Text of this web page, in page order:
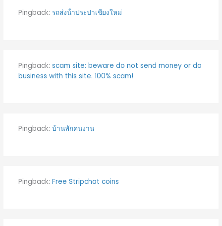
Pingback: รถส่งน้ําประปาเชียงใหม่
Pingback: scam site: beware do not send money or do
business with this site. 100% scam!
Pingback: บ้านพักคนงาน
Pingback: Free Stripchat coins